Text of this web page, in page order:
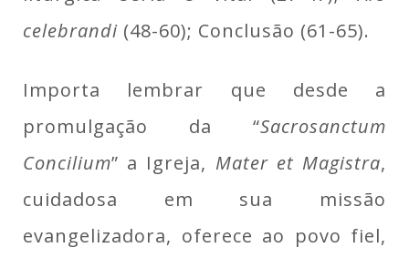
celebrandi (48-60); Conclusão (61-65).
Importa lembrar que desde a
promulgação da “Sacrosanctum
Concilium” a Igreja, Mater et Magistra,
cuidadosa em sua missão
evangelizadora, oferece ao povo fiel,